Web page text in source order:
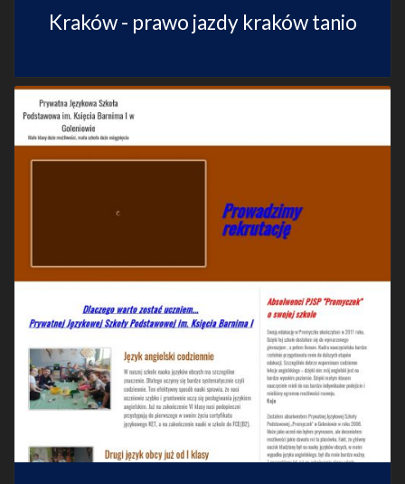
Kraków - prawo jazdy kraków tanio